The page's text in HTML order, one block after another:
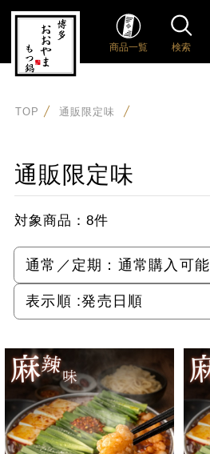
商品一覧 検索
TOP 通販限定味
通販限定味
対象商品： 8件
通常／定期： 通常購入可能
表示順 :発売日順